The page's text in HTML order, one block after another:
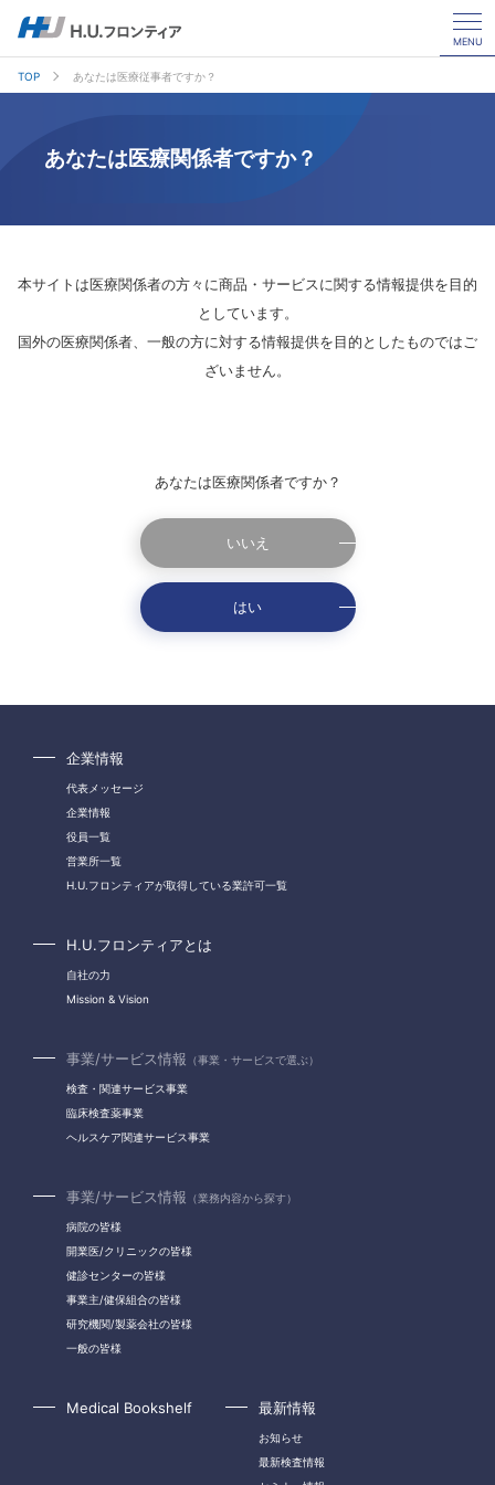
MENU
TOP あなたは医療従事者ですか？
あなたは医療関係者ですか？
本サイトは医療関係者の方々に商品・サービスに関する情報提供を目的
としています。
国外の医療関係者、一般の方に対する情報提供を目的としたものではご
ざいません。
あなたは医療関係者ですか？
いいえ
はい
企業情報
代表メッセージ
企業情報
役員一覧
営業所一覧
H.U.フロンティアが取得している業許可一覧
H.U.フロンティアとは
自社の力
Mission & Vision
事業/サービス情報 （事業・サービスで選ぶ）
検査・関連サービス事業
臨床検査薬事業
ヘルスケア関連サービス事業
事業/サービス情報 （業務内容から探す）
病院の皆様
開業医/クリニックの皆様
健診センターの皆様
事業主/健保組合の皆様
研究機関/製薬会社の皆様
一般の皆様
Medical Bookshelf 最新情報
お知らせ
最新検査情報